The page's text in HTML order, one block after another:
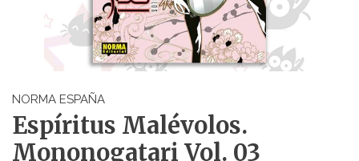
NORMA ESPAÑA
Espíritus Malévolos.
Mononogatari Vol. 03